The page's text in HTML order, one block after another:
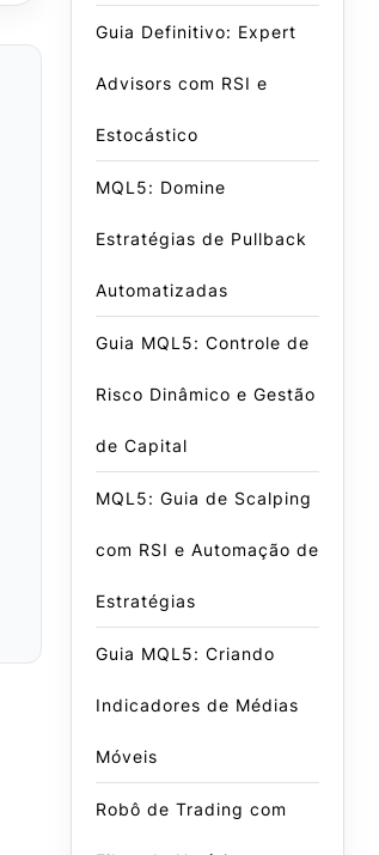
Guia Definitivo: Expert
Advisors com RSI e
Estocástico
MQL5: Domine
Estratégias de Pullback
Automatizadas
Guia MQL5: Controle de
Risco Dinâmico e Gestão
de Capital
MQL5: Guia de Scalping
com RSI e Automação de
Estratégias
Guia MQL5: Criando
Indicadores de Médias
Móveis
Robô de Trading com